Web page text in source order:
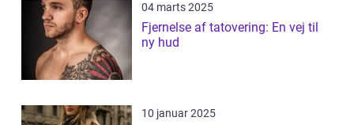
04 marts 2025
Fjernelse af tatovering: En vej til
ny hud
10 januar 2025